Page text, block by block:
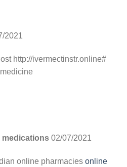
2021
http://ivermectinstr.online#
medications 02/07/2021
online pharmacies online